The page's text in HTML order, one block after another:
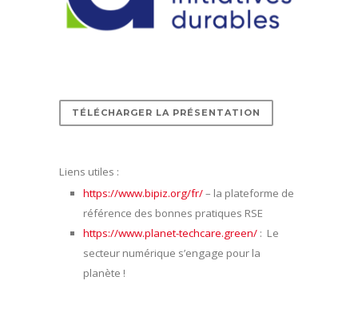
TÉLÉCHARGER LA PRÉSENTATION
Liens utiles :
https://www.bipiz.org/fr/– la plateforme de
référence des bonnes pratiques RSE
https://www.planet-techcare.green/ : Le
secteur numérique s’engage pour la
planète !